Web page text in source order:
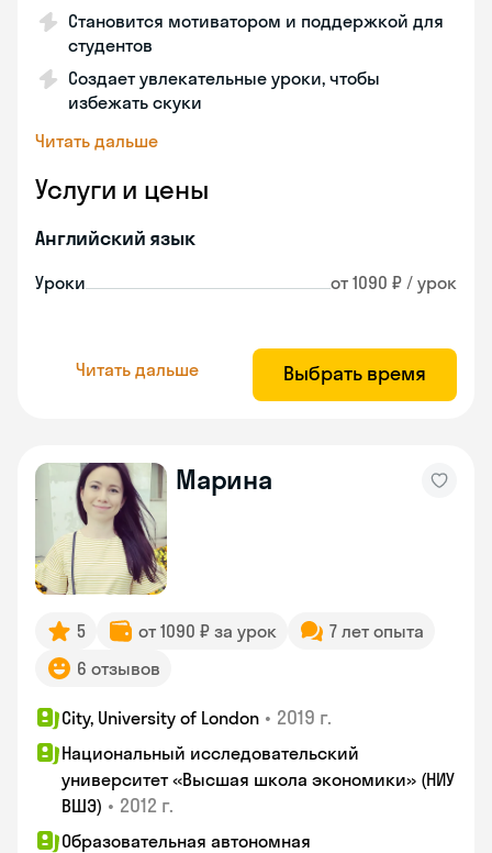
Становится мотиватором и поддержкой для
студентов
Создает увлекательные уроки, чтобы
избежать скуки
Читать дальше
Услуги и цены
Английский язык
Уроки от 1090 ₽ / урок
Читать дальше Выбрать время
Марина
5 от 1090 ₽ за урок
7 лет опыта
6 отзывов
City, University of London • 2019 г.
Национальный исследовательский
университет «Высшая школа экономики» (НИУ
ВШЭ) • 2012 г.
Образовательная автономная